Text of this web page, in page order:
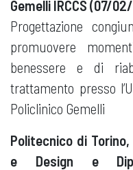
Gemelli IRCCS (07/
Progettazione
promuovere
benessere e di
trattamento presso
Policlinico Gemelli
Politecnico di
e Design e